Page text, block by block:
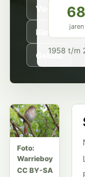
Voorkomen
Kenmerken
Geluid
68
jaren
1958 t/m
Foto:
Warrieboy
CC BY-SA